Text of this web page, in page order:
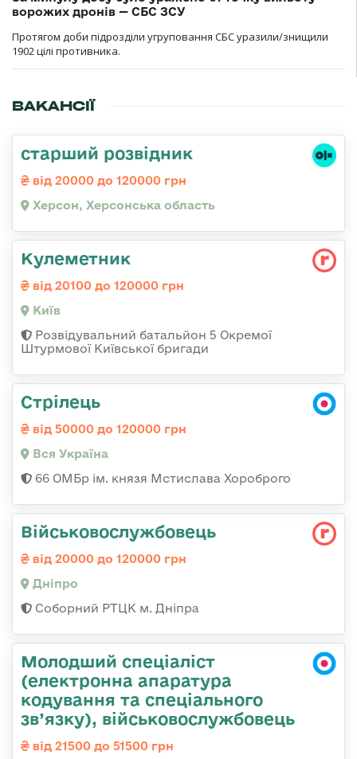
ворожих дронів — СБС ЗСУ
Протягом доби підрозділи угруповання СБС уразили/знищили
1902 цілі противника.
ВАКАНСІЇ
старший розвідник
від 20000 до 120000 грн
Херсон, Херсонська область
Кулеметник
від 20100 до 120000 грн
Київ
Розвідувальний батальйон 5 Окремої
Штурмової Київської бригади
Стрілець
від 50000 до 120000 грн
Вся Україна
66 ОМБр ім. князя Мстислава Хороброго
Військовослужбовець
від 20000 до 120000 грн
Дніпро
Соборний РТЦК м. Дніпра
Молодший спеціаліст
(електронна апаратура
кодування та спеціального
зв’язку), військовослужбовець
від 21500 до 51500 грн